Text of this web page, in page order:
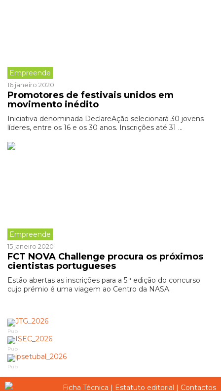
Empreende
16 janeiro 2020
Promotores de festivais unidos em
movimento inédito
Iniciativa denominada DeclareAção selecionará 30 jovens
líderes, entre os 16 e os 30 anos. Inscrições até 31 ...
Empreende
15 janeiro 2020
FCT NOVA Challenge procura os próximos
cientistas portugueses
Estão abertas as inscrições para a 5.ª edição do concurso
cujo prémio é uma viagem ao Centro da NASA.
Pub
Pub
Pub
Ficha Técnica | Estatuto editorial | Contactos